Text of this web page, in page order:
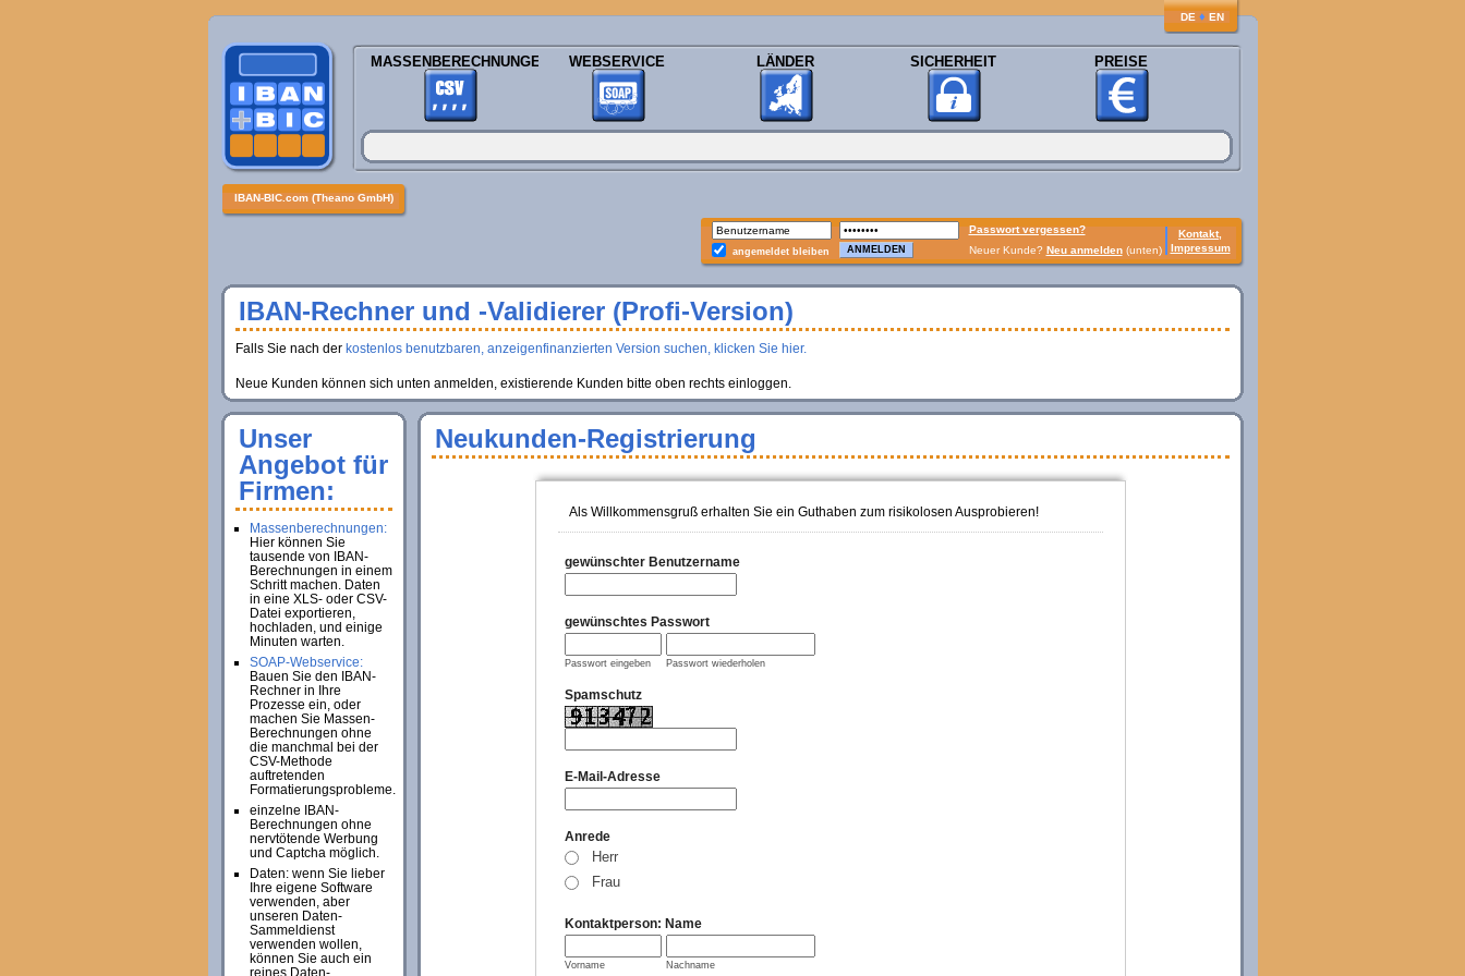
DE ♦ EN
MASSENBERECHNUNGEN WEBSERVICE LÄNDER SICHERHEIT PREISE
IBAN-BIC.com (Theano GmbH)
Passwort vergessen?
Kontakt,
Impressum
angemeldet bleiben Neuer Kunde? Neu anmelden(unten)
IBAN-Rechner und -Validierer (Profi-Version)
Falls Sie nach der kostenlos benutzbaren, anzeigenfinanzierten Version suchen, klicken Sie hier.
Neue Kunden können sich unten anmelden, existierende Kunden bitte oben rechts einloggen.
Neukunden-Registrierung
Als Willkommensgruß erhalten Sie ein Guthaben zum risikolosen Ausprobieren!
gewünschter Benutzername
gewünschtes Passwort
Passwort eingeben Passwort wiederholen
Spamschutz
E-Mail-Adresse
Anrede
Herr
Frau
Kontaktperson: Name
Vorname Nachname
Unser
Angebot für
Firmen:
Massenberechnungen:
Hier können Sie
tausende von IBAN-
Berechnungen in einem
Schritt machen. Daten
in eine XLS- oder CSV-
Datei exportieren,
hochladen, und einige
Minuten warten.
SOAP-Webservice:
Bauen Sie den IBAN-
Rechner in Ihre
Prozesse ein, oder
machen Sie Massen-
Berechnungen ohne
die manchmal bei der
CSV-Methode
auftretenden
Formatierungsprobleme.
einzelne IBAN-
Berechnungen ohne
nervtötende Werbung
und Captcha möglich.
Daten: wenn Sie lieber
Ihre eigene Software
verwenden, aber
unseren Daten-
Sammeldienst
verwenden wollen,
können Sie auch ein
reines Daten-